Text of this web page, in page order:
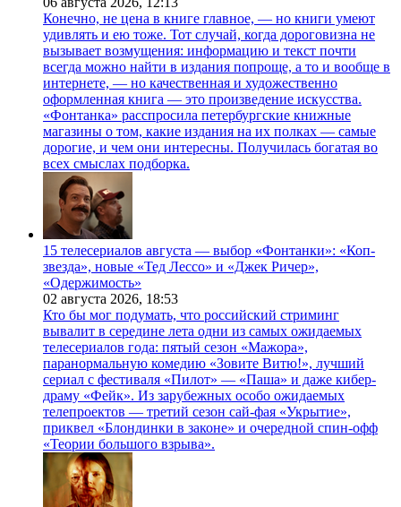
Конечно, не цена в книге главное, — но книги умеют
удивлять и ею тоже. Тот случай, когда дороговизна не
вызывает возмущения: информацию и текст почти
всегда можно найти в издания попроще, а то и вообще в
интернете, — но качественная и художественно
оформленная книга — это произведение искусства.
«Фонтанка» расспросила петербургские книжные
магазины о том, какие издания на их полках — самые
дорогие, и чем они интересны. Получилась богатая во
всех смыслах подборка.
15 телесериалов августа — выбор «Фонтанки»: «Коп-
звезда», новые «Тед Лессо» и «Джек Ричер»,
«Одержимость»
02 августа 2026, 18:53
Кто бы мог подумать, что российский стриминг
вывалит в середине лета одни из самых ожидаемых
телесериалов года: пятый сезон «Мажора»,
паранормальную комедию «Зовите Витю!», лучший
сериал с фестиваля «Пилот» — «Паша» и даже кибер-
драму «Фейк». Из зарубежных особо ожидаемых
телепроектов — третий сезон сай-фая «Укрытие»,
приквел «Блондинки в законе» и очередной спин-офф
«Теории большого взрыва».